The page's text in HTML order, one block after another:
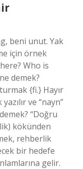
beni unut. Yak
için örnek
Who is
demek?
{fi.} Hayır
ve “nayn”
“Doğru
kökünden
rehberlik
bir hedefe
gelir.